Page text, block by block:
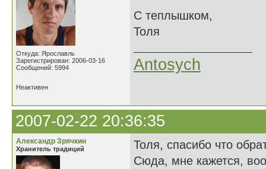
Откуда: Ярославль
Зарегистрирован: 2006-03-16
Сообщений: 5994
С теплышком,
Толя
Antosych
Неактивен
2007-02-22 20:36:35
Александр Зрячкин
Хранитель традиций
Толя, спасибо что
Сюда, мне кажется,